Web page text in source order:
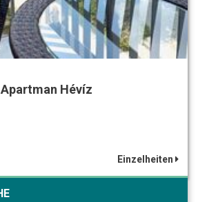
Hévíz
Einzelheiten